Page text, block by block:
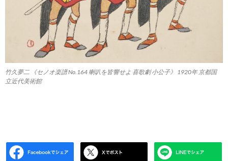
竹久夢二 《セノオ楽譜 No.164 喇叭を皆響せよ 喜歌劇 小公子》 1920年 京都国
立近代美術館